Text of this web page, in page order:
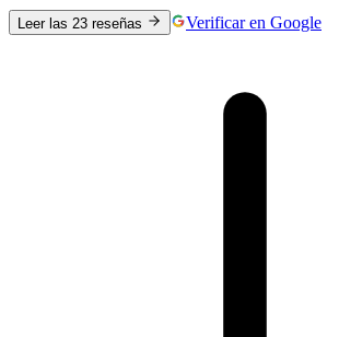
Leer las 23 reseñas Verificar en Google